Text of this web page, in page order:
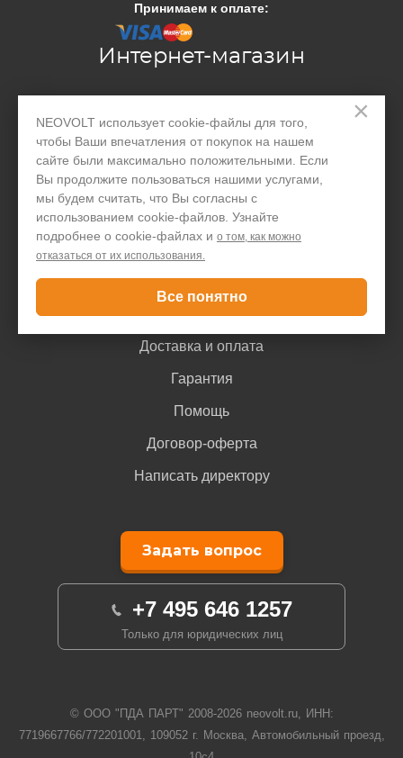
×
NEOVOLT использует cookie-файлы для того,
чтобы Ваши впечатления от покупок на нашем
сайте были максимально положительными. Если
Вы продолжите пользоваться нашими услугами,
мы будем считать, что Вы согласны с
использованием cookie-файлов. Узнайте
подробнее о cookie-файлах и о том, как можно
отказаться от их использования.
Все понятно
Принимаем к оплате:
Интернет-магазин
Организациям
Акции и скидки
Блог
Контакты
Покупателю
Доставка и оплата
Гарантия
Помощь
Договор-оферта
Написать директору
Задать вопрос
+7 495 646 1257
Только для юридических лиц
© ООО "ПДА ПАРТ" 2008-2026neovolt.ru, ИНН:
7719667766/772201001, 109052 г. Москва, Автомобильный проезд,